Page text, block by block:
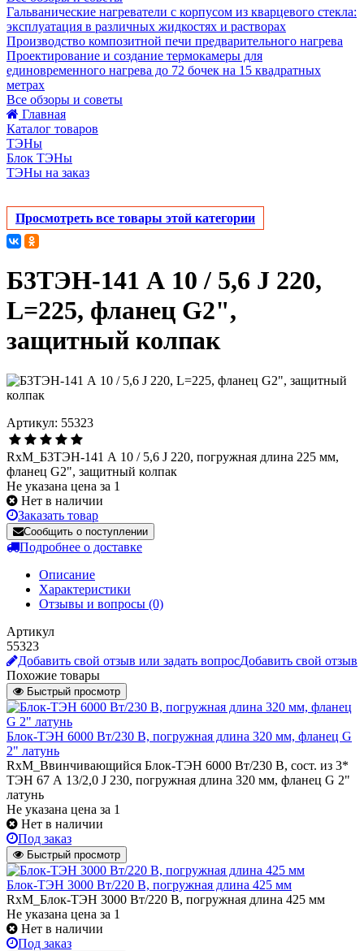
Гальванические нагреватели с корпусом из кварцевого стекла:
эксплуатация в различных жидкостях и растворах
Производство композитной печи предварительного нагрева
Проектирование и создание термокамеры для
единовременного нагрева до 72 бочек на 15 квадратных
метрах
Все обзоры и советы
Главная
Каталог товаров
ТЭНы
Блок ТЭНы
ТЭНы на заказ
Просмотреть все товары этой категории
Б3ТЭН-141 А 10 / 5,6 J 220,
L=225, фланец G2",
защитный колпак
Артикул: 55323
RxM_Б3ТЭН-141 А 10 / 5,6 J 220, погружная длина 225 мм,
фланец G2", защитный колпак
Не указана цена за 1
Нет в наличии
Заказать товар
Сообщить о поступлении
Подробнее о доставке
Описание
Характеристики
Отзывы и вопросы (0)
Артикул
55323
Добавить свой отзыв или задать вопросДобавить свой отзыв
Похожие товары
Быстрый просмотр
Блок-ТЭН 6000 Вт/230 В, погружная длина 320 мм, фланец G
2" латунь
RxM_Ввинчивающийся Блок-ТЭН 6000 Вт/230 В, сост. из 3*
ТЭН 67 А 13/2,0 J 230, погружная длина 320 мм, фланец G 2"
латунь
Не указана цена за 1
Нет в наличии
Под заказ
Быстрый просмотр
Блок-ТЭН 3000 Вт/220 В, погружная длина 425 мм
RxM_Блок-ТЭН 3000 Вт/220 В, погружная длина 425 мм
Не указана цена за 1
Нет в наличии
Под заказ